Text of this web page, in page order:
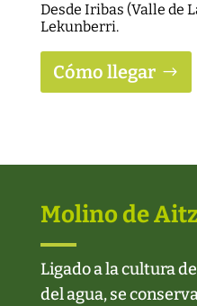
Desde Iribas (Valle de
Lekunberri.
Cómo llegar
Molino de
Ligado a la cultura
del agua, se